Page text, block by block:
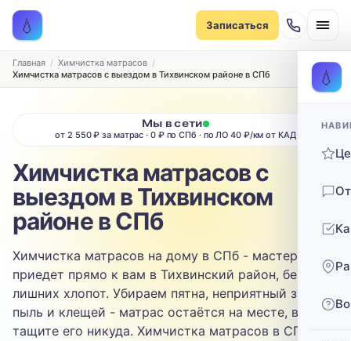
💧 Записаться
Записаться на химчистку
Рассчитаем стоимость и подберём удобное время
ТИП МЕБЕЛИ
ТИП ОБИВКИ
Выберите ткань…
ЗАГРЯЗНЕНИЕ
Выберите загрязнение…
ТЕЛЕФОН
💧
Главная
Химчистка матрасов
Химчистка матрасов с выездом в Тихвинском районе в СПб
Мы в сети
от 2 550 ₽ за матрас · 0 ₽ по СПб · по ЛО 40 ₽/км от КАД
Химчистка матрасов с
выездом в Тихвинском
районе в СПб
Химчистка матрасов на дому в СПб - мастер
приедет прямо к вам в Тихвинский район, без
лишних хлопот. Убираем пятна, неприятный запах,
пыль и клещей - матрас остаётся на месте, вы не
тащите его никуда. Химчистка матрасов в СПб с